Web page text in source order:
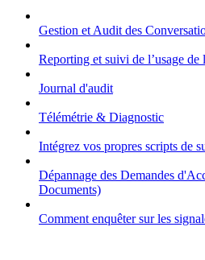
Gestion et Audit des
Reporting et suivi de l’usage de
Journal d'audit
Télémétrie & Diagnostic
Intégrez vos propres scripts de
Dépannage des Demandes
Documents)
Comment enquêter sur les